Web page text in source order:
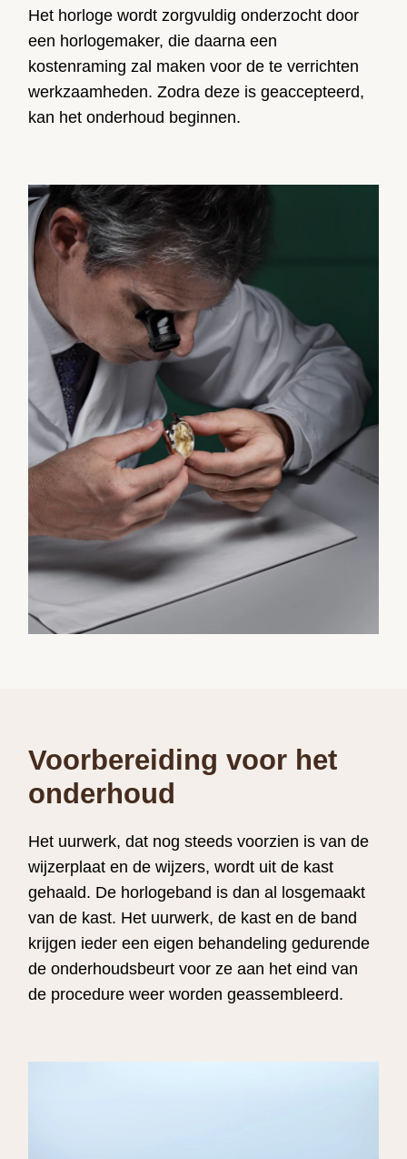
Het horloge wordt zorgvuldig onderzocht door
een horlogemaker, die daarna een
kostenraming zal maken voor de te verrichten
werkzaamheden. Zodra deze is geaccepteerd,
kan het onderhoud beginnen.
Voorbereiding voor het
onderhoud
Het uurwerk, dat nog steeds voorzien is van de
wijzerplaat en de wijzers, wordt uit de kast
gehaald. De horlogeband is dan al losgemaakt
van de kast. Het uurwerk, de kast en de band
krijgen ieder een eigen behandeling gedurende
de onderhoudsbeurt voor ze aan het eind van
de procedure weer worden geassembleerd.